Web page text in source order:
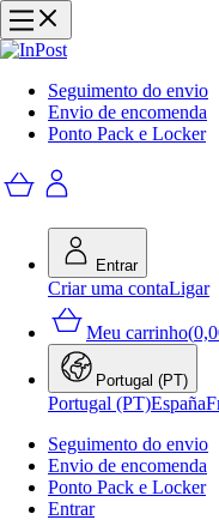
Seguimento do envio
Envio de encomenda
Ponto Pack e Locker
Entrar
Criar uma contaLigar
Meu carrinho(
Portugal (PT)
Portugal (PT)España
Seguimento do envio
Envio de encomenda
Ponto Pack e Locker
Entrar